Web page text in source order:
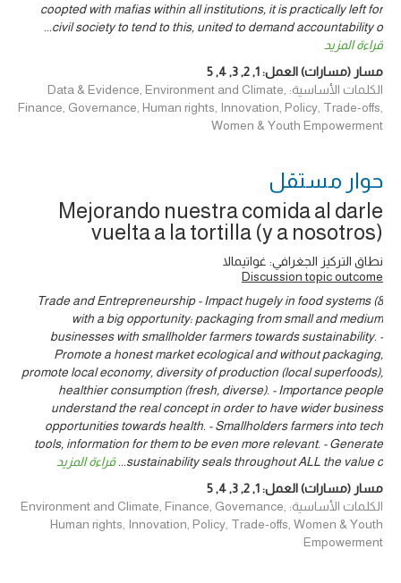
coopted with mafias within all institutions, it is practically left for
civil society to tend to this, united to demand accountability o
...
قراءة المزيد
مسار (مسارات) العمل:1
,
2
,
3
,
4
,
5
الكلمات الأساسية: Data & Evidence, Environment and Climate,
Finance, Governance, Human rights, Innovation, Policy, Trade-offs,
Women & Youth Empowerment
حوار ‎مستقل
Mejorando nuestra comida al darle
vuelta a la tortilla (y a nosotros)
نطاق التركيز الجغرافي: غواتيمالا
Discussion topic outcome
8) Trade and Entrepreneurship - Impact hugely in food systems
with a big opportunity: packaging from small and medium
businesses with smallholder farmers towards sustainability. -
Promote a honest market ecological and without packaging,
promote local economy, diversity of production (local superfoods),
healthier consumption (fresh, diverse). - Importance people
understand the real concept in order to have wider business
opportunities towards health. - Smallholders farmers into tech
tools, information for them to be even more relevant. - Generate
sustainability seals throughout ALL the value c
... قراءة المزيد
مسار (مسارات) العمل:1
,
2
,
3
,
4
,
5
الكلمات الأساسية: Environment and Climate, Finance, Governance,
Human rights, Innovation, Policy, Trade-offs, Women & Youth
Empowerment